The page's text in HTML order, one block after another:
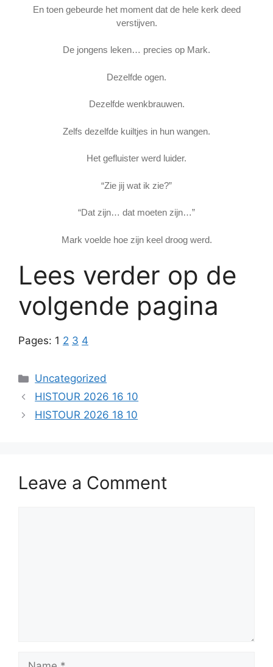
En toen gebeurde het moment dat de hele kerk deed
verstijven.
De jongens leken… precies op Mark.
Dezelfde ogen.
Dezelfde wenkbrauwen.
Zelfs dezelfde kuiltjes in hun wangen.
Het gefluister werd luider.
“Zie jij wat ik zie?”
“Dat zijn… dat moeten zijn…”
Mark voelde hoe zijn keel droog werd.
Lees verder op de
volgende pagina
Pages: 1 2 3 4
Categories
Uncategorized
HISTOUR 2026 16 10
HISTOUR 2026 18 10
Leave a Comment
Name